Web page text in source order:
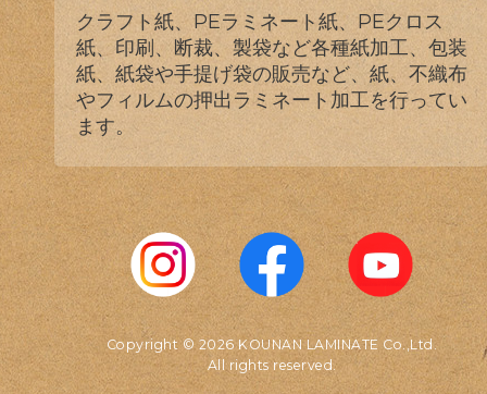
クラフト紙、PEラミネート紙、PEクロス
紙、印刷、断裁、製袋など各種紙加工、包装
紙、紙袋や手提げ袋の販売など、紙、不織布
やフィルムの押出ラミネート加工を行ってい
ます。
Copyright © 2026 KOUNAN LAMINATE Co.,Ltd.
All rights reserved.